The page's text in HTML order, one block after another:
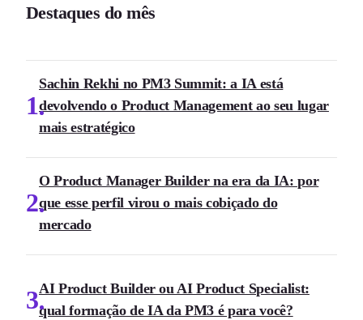
Destaques do mês
1
Sachin Rekhi no PM3 Summit: a IA está
devolvendo o Product Management ao seu lugar
mais estratégico
2
O Product Manager Builder na era da IA: por
que esse perfil virou o mais cobiçado do
mercado
3AI Product Builder ou AI Product Specialist:
qual formação de IA da PM3 é para você?